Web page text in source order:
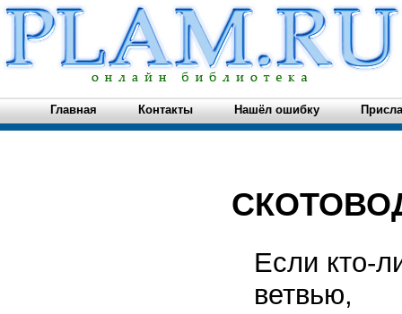
Главная Контакты Нашёл ошибку
Если кто-
ветвью,